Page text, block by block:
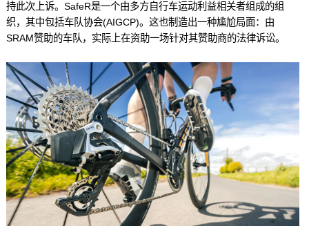
持此次上诉。SafeR是一个由多方自行车运动利益相关者组成的组
织，其中包括车队协会(AIGCP)。这也制造出一种尴尬局面：由
SRAM赞助的车队，实际上在资助一场针对其赞助商的法律诉讼。